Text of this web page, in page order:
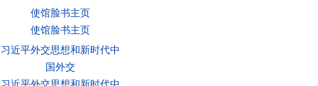
使馆脸书主页
使馆脸书主页
习近平外交思想和新时代中
国外交